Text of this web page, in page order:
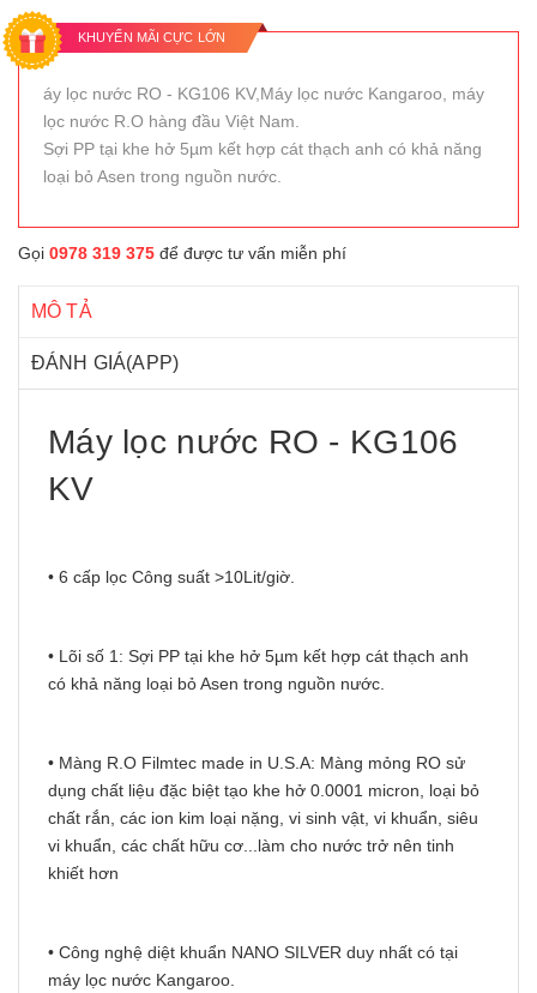
KHUYẾN MÃI CỰC LỚN
áy lọc nước RO - KG106 KV,Máy lọc nước Kangaroo, máy
lọc nước R.O hàng đầu Việt Nam.
Sợi PP tại khe hở 5µm kết hợp cát thạch anh có khả năng
loại bỏ Asen trong nguồn nước.
Gọi 0978 319 375 để được tư vấn miễn phí
MÔ TẢ
ĐÁNH GIÁ(APP)
Máy lọc nước RO - KG106
KV
• 6 cấp lọc Công suất >10Lit/giờ.
• Lõi số 1: Sợi PP tại khe hở 5µm kết hợp cát thạch anh
có khả năng loại bỏ Asen trong nguồn nước.
• Màng R.O Filmtec made in U.S.A: Màng mỏng RO sử
dụng chất liệu đặc biệt tạo khe hở 0.0001 micron, loại bỏ
chất rắn, các ion kim loại nặng, vi sinh vật, vi khuẩn, siêu
vi khuẩn, các chất hữu cơ...làm cho nước trở nên tinh
khiết hơn
• Công nghệ diệt khuẩn NANO SILVER duy nhất có tại
máy lọc nước Kangaroo.